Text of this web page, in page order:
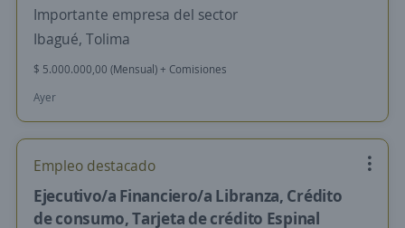
Importante empresa del sector
Ibagué, Tolima
$ 5.000.000,00 (Mensual) + Comisiones
Ayer
Empleo destacado
Ejecutivo/a Financiero/a Libranza, Crédito
de consumo, Tarjeta de crédito Espinal